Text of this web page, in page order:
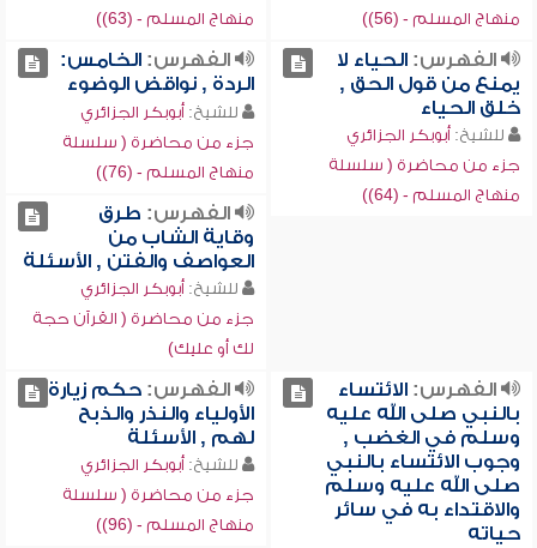
منهاج المسلم - (56)) منهاج المسلم - (63))
الفهرس:الحياء لا
يمنع من قول الحق ,
خلق الحياء
للشيخ: أبوبكر الجزائري
جزء من محاضرة ( سلسلة
منهاج المسلم - (64))
الفهرس:الخامس:
الردة , نواقض الوضوء
للشيخ: أبوبكر الجزائري
جزء من محاضرة ( سلسلة
منهاج المسلم - (76))
الفهرس: طرق
وقاية الشاب من
العواصف والفتن , الأسئلة
للشيخ: أبوبكر الجزائري
جزء من محاضرة ( القرآن حجة
لك أو عليك)
الفهرس:الائتساء
بالنبي صلى الله عليه
وسلم في الغضب ,
وجوب الائتساء بالنبي
صلى الله عليه وسلم
والاقتداء به في سائر
حياته
الفهرس:حكم زيارة
الأولياء والنذر والذبح
لهم , الأسئلة
للشيخ: أبوبكر الجزائري
جزء من محاضرة ( سلسلة
منهاج المسلم - (96))